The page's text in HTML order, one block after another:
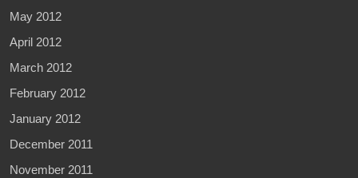
May 2012
April 2012
March 2012
February 2012
January 2012
December 2011
November 2011